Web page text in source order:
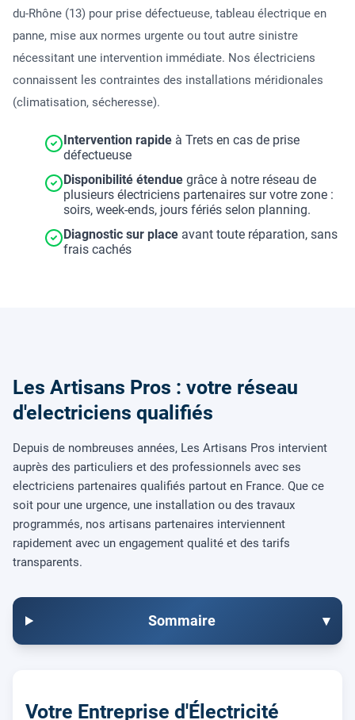
du-Rhône (13) pour prise défectueuse, tableau électrique en
panne, mise aux normes urgente ou tout autre sinistre
nécessitant une intervention immédiate. Nos électriciens
connaissent les contraintes des installations méridionales
(climatisation, sécheresse).
Intervention rapide à Trets en cas de prise
défectueuse
Disponibilité étendue grâce à notre réseau de
plusieurs électriciens partenaires sur votre zone :
soirs, week-ends, jours fériés selon planning.
Diagnostic sur place avant toute réparation, sans
frais cachés
Les Artisans Pros : votre réseau
d'electriciens qualifiés
Depuis de nombreuses années, Les Artisans Pros intervient
auprès des particuliers et des professionnels avec ses
electriciens partenaires qualifiés partout en France. Que ce
soit pour une urgence, une installation ou des travaux
programmés, nos artisans partenaires interviennent
rapidement avec un engagement qualité et des tarifs
transparents.
Sommaire ▾
Votre Entreprise d'Électricité